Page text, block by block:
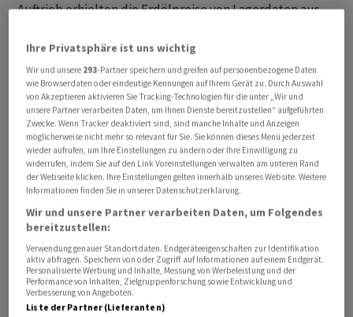
Auftrieb erhielten die Erdölpreise von Lagerdaten aus
am Dienstagabend einen kräftigen Rückgang der
landesweiten Ölvorräte gemeldet. Am
Mittwochnachmittag gibt die Regierung ihre
wöchentlichen Bestandszahlen bekannt. Die Daten
führen am Rohölmarkt häufig zu Preisausschlägen.
Auch die Massnahmen der chinesischen Regierung zur
Stützung der schwächelnden Konjunktur stützten die
Ölpreise. Zurzeit werden quasi im Tagesrhythmus neue
Hilfen verkündet. China zählt mit den USA zu den
weltgrössten Ölverbrauchsländern. In den Vereinigten
Staaten sorgt die Erwartung für Zuversicht, dass die
US-Zentralbank Fed auf ein Ende ihrer geldpolitischen
Straffung zusteuern könnte.
Ihre Privatsphäre ist uns wichtig
Wir und unsere 293-Partner speichern und greifen auf personenbezogene Daten
wie Browserdaten oder eindeutige Kennungen auf Ihrem Gerät zu. Durch Auswahl
von Akzeptieren aktivieren Sie Tracking-Technologien für die unter „Wir und
unsere Partner verarbeiten Daten, um Ihnen Dienste bereitzustellen“ aufgeführten
Zwecke. Wenn Tracker deaktiviert sind, sind manche Inhalte und Anzeigen
möglicherweise nicht mehr so relevant für Sie. Sie können dieses Menü jederzeit
wieder aufrufen, um Ihre Einstellungen zu ändern oder Ihre Einwilligung zu
widerrufen, indem Sie auf den Link Voreinstellungen verwalten am unteren Rand
der Webseite klicken. Ihre Einstellungen gelten innerhalb unseres Website. Weitere
Informationen finden Sie in unserer Datenschutzerklärung.
Wir und unsere Partner verarbeiten Daten, um Folgendes
bereitzustellen:
Verwendung genauer Standortdaten. Endgeräteeigenschaften zur Identifikation
aktiv abfragen. Speichern von oder Zugriff auf Informationen auf einem Endgerät.
Personalisierte Werbung und Inhalte, Messung von Werbeleistung und der
Performance von Inhalten, Zielgruppenforschung sowie Entwicklung und
Verbesserung von Angeboten.
Liste der Partner (Lieferanten)